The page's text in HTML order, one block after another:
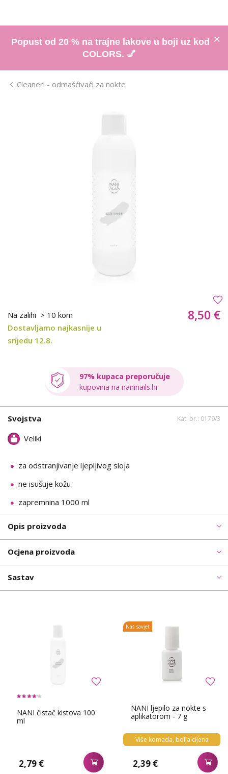
Popust od 20 % na trajne lakove u boji uz kod
COLORS. 💅
Cleaneri - odmašćivači za nokte
Na zalihi > 10 kom
Dostavljamo najkasnije u
srijedu 12.8.
8,50 €
97% kupaca preporučuje
kupovina na naninails.hr
Svojstva Kat. br.: 0179/3
Veliki
za odstranjivanje ljepljivog sloja
ne isušuje kožu
zapremnina 1000 ml
Opis proizvoda
Ocjena proizvoda
Sastav
NANI čistač kistova 100
ml
2,79 €
NANI ljepilo za nokte s
aplikatorom - 7 g
Više komada, bolja cijena
2,39 €
Naš savjet